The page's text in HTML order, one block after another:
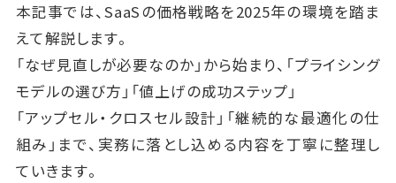
本記事では、SaaSの価格戦略を2025年の環境を踏ま
えて解説します。
「なぜ見直しが必要なのか」から始まり、「プライシング
モデルの選び方」「値上げの成功ステップ」
「アップセル・クロスセル設計」「継続的な最適化の仕
組み」まで、実務に落とし込める内容を丁寧に整理し
ていきます。